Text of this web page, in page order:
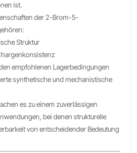
ist.
der 2-Brom-5-
Struktur
empfohlenen Lagerbedingungen
synthetische und mechanistische
es zu einem zuverlässigen
bei denen strukturelle
von entscheidender Bedeutung